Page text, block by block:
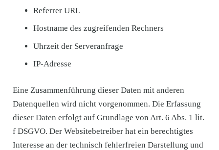
Referrer URL
Hostname des zugreifenden Rechners
Uhrzeit der Serveranfrage
IP-Adresse
Eine Zusammenführung dieser Daten mit anderen
Datenquellen wird nicht vorgenommen. Die Erfassung
dieser Daten erfolgt auf Grundlage von Art. 6 Abs. 1 lit.
f DSGVO. Der Websitebetreiber hat ein berechtigtes
Interesse an der technisch fehlerfreien Darstellung und